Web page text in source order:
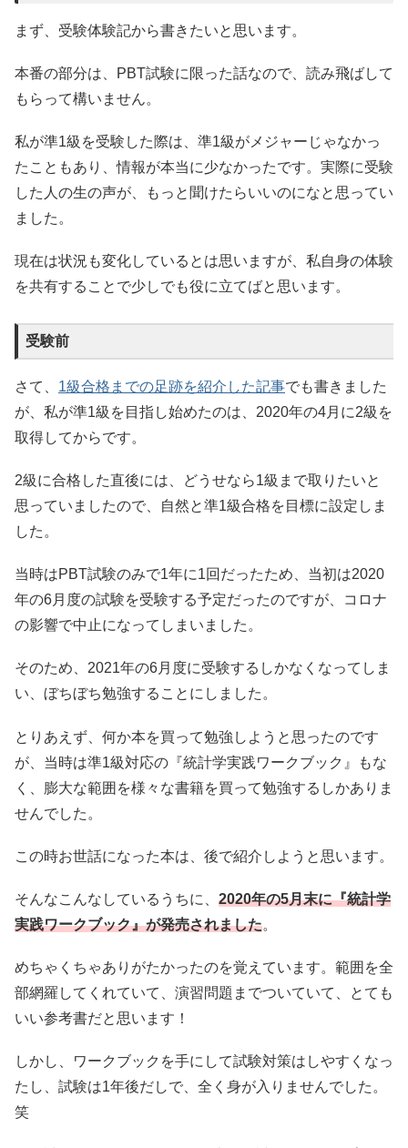
まず、受験体験記から書きたいと思います。
本番の部分は、PBT試験に限った話なので、読み飛ばして
もらって構いません。
私が準1級を受験した際は、準1級がメジャーじゃなかっ
たこともあり、情報が本当に少なかったです。実際に受験
した人の生の声が、もっと聞けたらいいのになと思ってい
ました。
現在は状況も変化しているとは思いますが、私自身の体験
を共有することで少しでも役に立てばと思います。
受験前
さて、 1級合格までの足跡を紹介した記事でも書きました
が、私が準1級を目指し始めたのは、2020年の4月に2級を
取得してからです。
2級に合格した直後には、どうせなら1級まで取りたいと
思っていましたので、自然と準1級合格を目標に設定しま
した。
当時はPBT試験のみで1年に1回だったため、当初は2020
年の6月度の試験を受験する予定だったのですが、コロナ
の影響で中止になってしまいました。
そのため、2021年の6月度に受験するしかなくなってしま
い、ぼちぼち勉強することにしました。
とりあえず、何か本を買って勉強しようと思ったのです
が、当時は準1級対応の『統計学実践ワークブック』もな
く、膨大な範囲を様々な書籍を買って勉強するしかありま
せんでした。
この時お世話になった本は、後で紹介しようと思います。
そんなこんなしているうちに、 2020年の5月末に『統計学
実践ワークブック』が発売されました。
めちゃくちゃありがたかったのを覚えています。範囲を全
部網羅してくれていて、演習問題までついていて、とても
いい参考書だと思います！
しかし、ワークブックを手にして試験対策はしやすくなっ
たし、試験は1年後だしで、全く身が入りませんでした。
笑